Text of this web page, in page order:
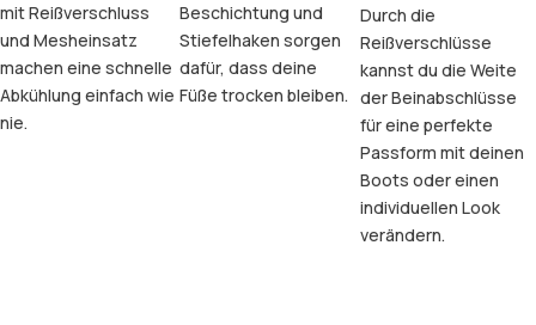
mit Reißverschluss
und Mesheinsatz
machen eine schnelle
Abkühlung einfach wie
nie.
Beschichtung und
Stiefelhaken sorgen
dafür, dass deine
Füße trocken bleiben.
Durch die
Reißverschlüsse
kannst du die Weite
der Beinabschlüsse
für eine perfekte
Passform mit deinen
Boots oder einen
individuellen Look
verändern.